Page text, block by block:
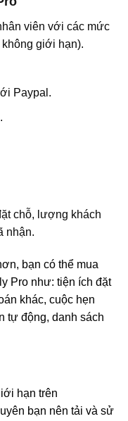
viên với các mức
giới hạn).
Paypal.
chỗ, lượng khách
nhận.
bạn có thể mua
Pro như: tiện ích đặt
khác, cuộc hẹn
tự động, danh sách
hạn trên
bạn nên tải và sử